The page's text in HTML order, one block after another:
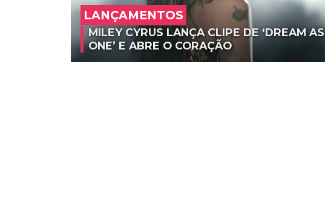
LANÇAMENTOS
MILEY CYRUS LANÇA CLIPE DE ‘DREAM AS
ONE’ E ABRE O CORAÇÃO